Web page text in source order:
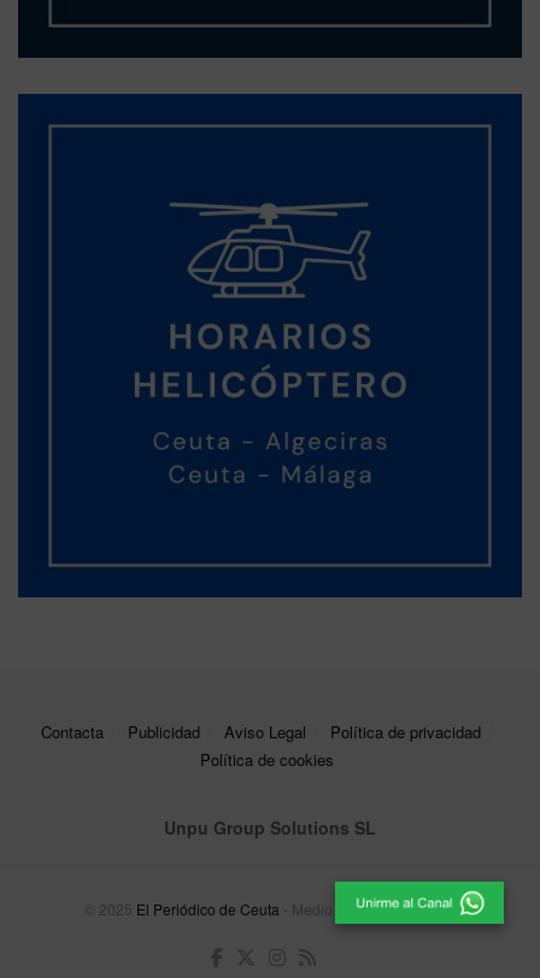
Contacta Publicidad Aviso Legal
Política de privacidad
Política de cookies
Unpu Group Solutions SL
© 2025 El Periódico de Ceuta - Medio de Comunicación